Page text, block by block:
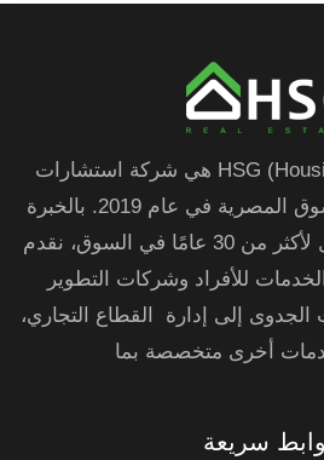
HSG (Housing Solutions Group) هي شركة استشارات
عقارية انضمت إلى السوق المصرية في عام 2019. بالخبرة
المشتركة لشركاء العمل لأكثر من 30 عامًا في السوق، نقدم
للأفراد وشركات التطوير
الجدوى إلى إدارة القطاع التجاري،
أخرى متخصصة بما
سريعة